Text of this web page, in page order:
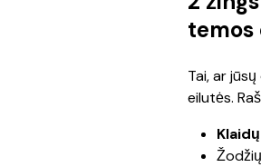
temos
Tai, ar
eilutės.
Klaidų